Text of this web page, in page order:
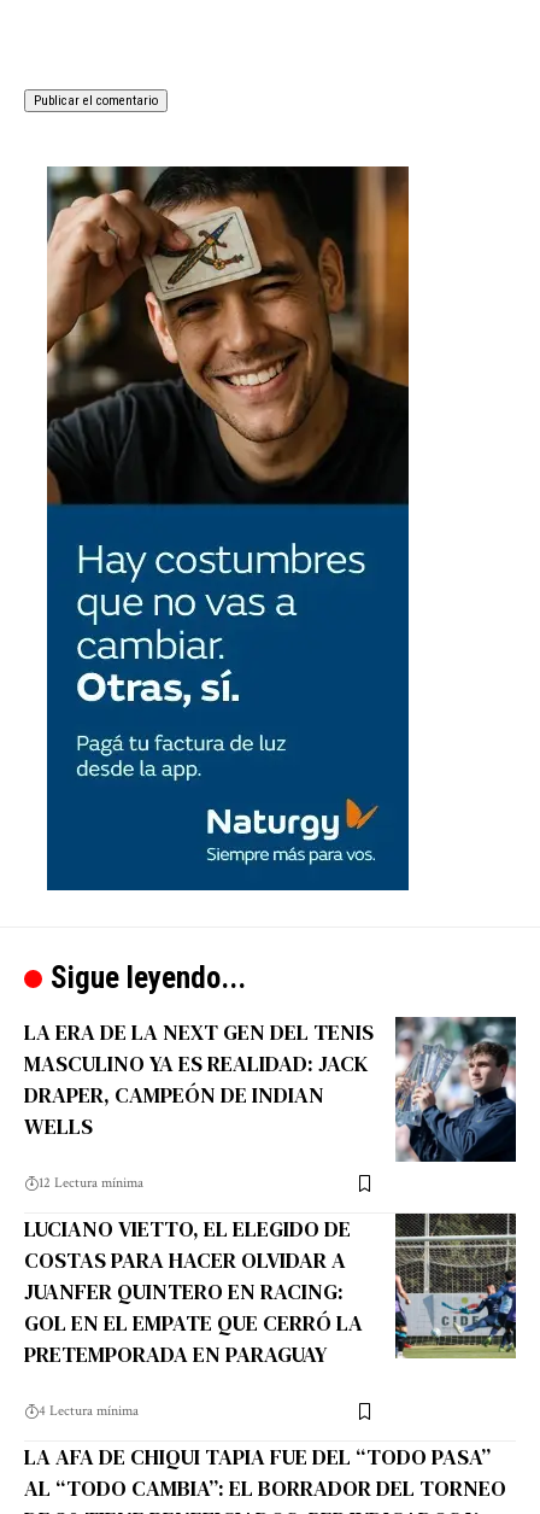
Sigue leyendo...
LA ERA DE LA NEXT GEN DEL TENIS
MASCULINO YA ES REALIDAD: JACK
DRAPER, CAMPEÓN DE INDIAN
WELLS
12 Lectura mínima
LUCIANO VIETTO, EL ELEGIDO DE
COSTAS PARA HACER OLVIDAR A
JUANFER QUINTERO EN RACING:
GOL EN EL EMPATE QUE CERRÓ LA
PRETEMPORADA EN PARAGUAY
4 Lectura mínima
LA AFA DE CHIQUI TAPIA FUE DEL “TODO PASA”
AL “TODO CAMBIA”: EL BORRADOR DEL TORNEO